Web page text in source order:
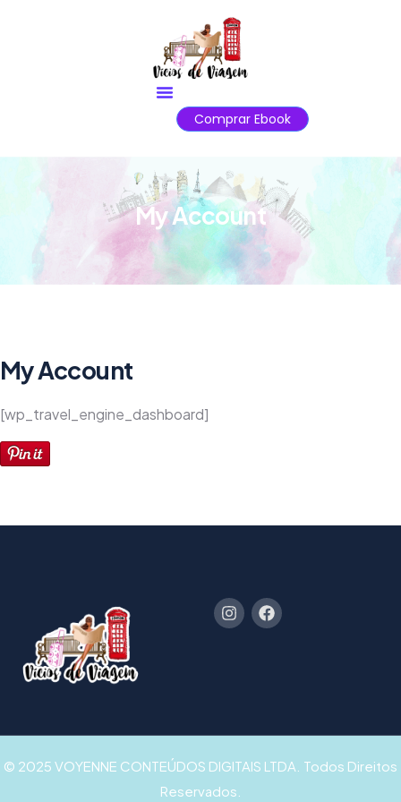
Comprar Ebook
My Account
My Account
[wp_travel_engine_dashboard]
© 2025 VOYENNE CONTEÚDOS DIGITAIS LTDA. Todos Direitos
Reservados.